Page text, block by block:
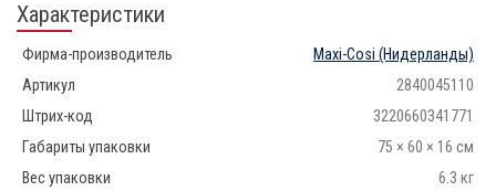
Характеристики
Фирма-производитель Maxi-Cosi (Нидерланды)
Артикул
2840045110
Штрих-код
3220660341771
Габариты упаковки
75 × 60 × 16 см
Вес упаковки
6.3 кг